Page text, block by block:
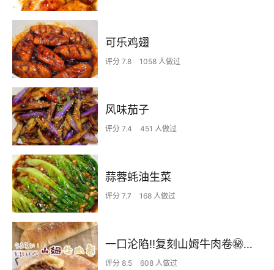
可乐鸡翅
评分 7.8 1058 人做过
风味茄子
评分 7.4 451 人做过
蒜蓉蚝油生菜
评分 7.7 168 人做过
一口沦陷‼️复刻山姆牛肉卷㊙️皮薄馅足爆好吃
评分 8.5 608 人做过